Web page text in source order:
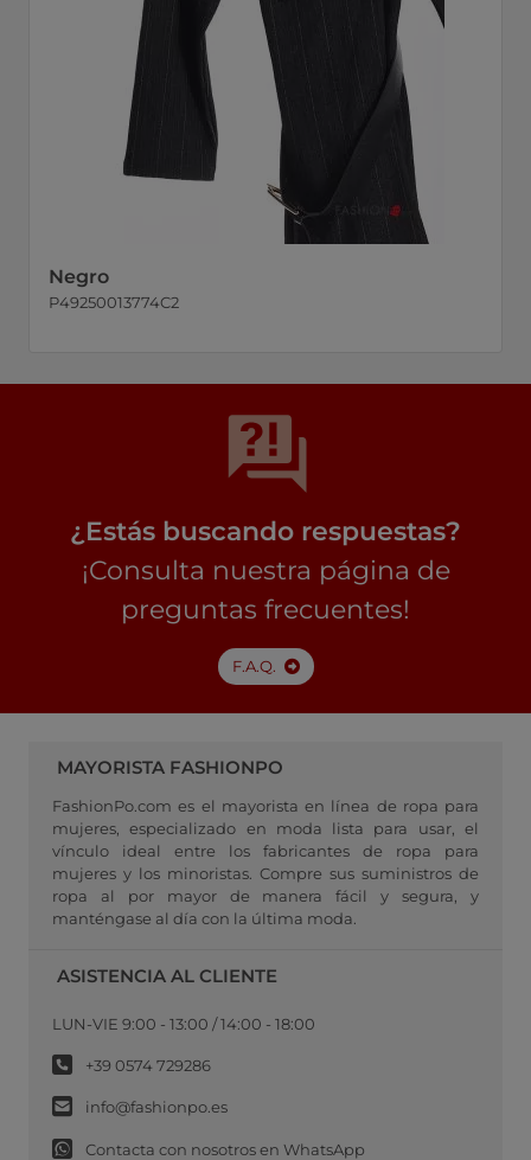
Negro
P49250013774C2
¿Estás buscando respuestas?
¡Consulta nuestra página de
preguntas frecuentes!
F.A.Q.
MAYORISTA FASHIONPO
FashionPo.com es el mayorista en línea de ropa para
mujeres, especializado en moda lista para usar, el
vínculo ideal entre los fabricantes de ropa para
mujeres y los minoristas. Compre sus suministros de
ropa al por mayor de manera fácil y segura, y
manténgase al día con la última moda.
ASISTENCIA AL CLIENTE
LUN-VIE 9:00 - 13:00 / 14:00 - 18:00
+39 0574 729286
info@fashionpo.es
Contacta con nosotros en WhatsApp